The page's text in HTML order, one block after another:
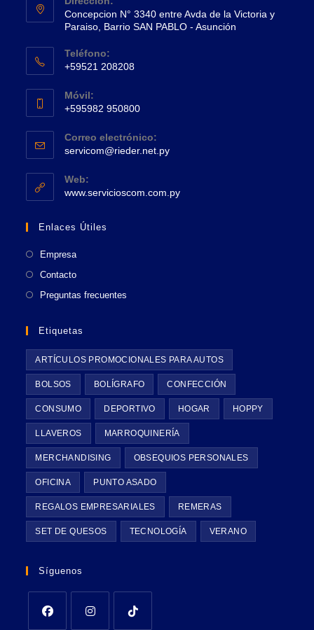
Concepcion N° 3340 entre Avda de la Victoria y
Paraiso, Barrio SAN PABLO - Asunción
abre
una
nueva
Teléfono:
+59521 208208
abre
en
tu
aplicación
Móvil:
+595982 950800
abre
en
tu
aplicación
Correo electrónico:
servicom@rieder.net.pySe
aplicación
Web:
www.servicioscom.com.pySe
Enlaces Útiles
Empresa
Contacto
Preguntas frecuentes
Etiquetas
ARTÍCULOS PROMOCIONALES PARA AUTOS
BOLSOS BOLÍGRAFO CONFECCIÓN
CONSUMO DEPORTIVO HOGAR HOPPY
LLAVEROS MARROQUINERÍA
MERCHANDISING OBSEQUIOS PERSONALES
OFICINA PUNTO ASADO
REGALOS EMPRESARIALES REMERAS
SET DE QUESOS TECNOLOGÍA VERANO
Síguenos